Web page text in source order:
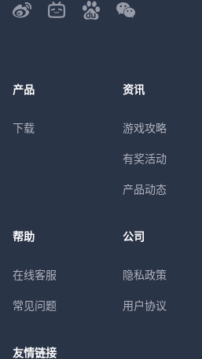
产品
下载
资讯
游戏攻略
有奖活动
产品动态
帮助
在线客服
常见问题
公司
隐私政策
用户协议
友情链接